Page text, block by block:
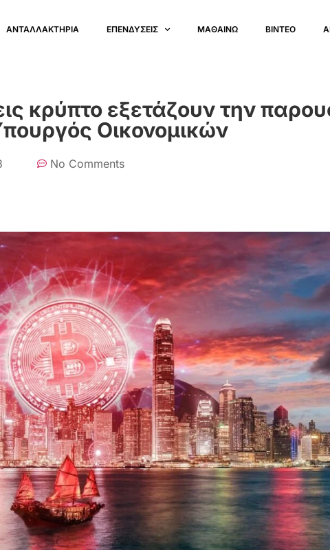
ΑΝΤΑΛΛΑΚΤΗΡΙΑ ΕΠΕΝΔΥΣΕΙΣ ΜΑΘΑΙΝΩ ΒΙΝΤΕΟ
κρύπτο εξετάζουν την
Οικονομικών
No Comments